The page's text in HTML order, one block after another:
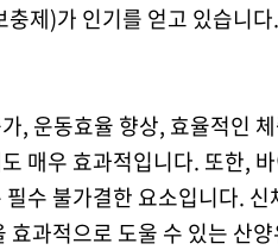
충제)가 인기를 얻고 있습니다.
, 운동효율 향상, 효율적인
매우 효과적입니다. 또한,
수 불가결한 요소입니다.
효과적으로 도울 수 있는 산